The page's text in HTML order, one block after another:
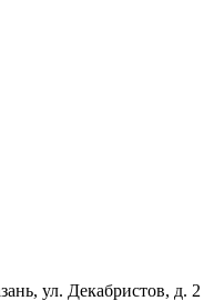
ул. Декабристов, д. 2